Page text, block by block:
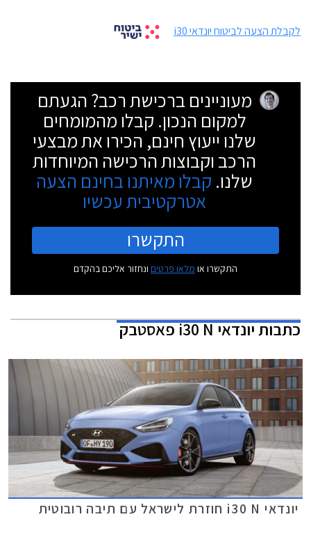
לקבלת הצעה לביטוח יונדאי i30
מעוניינים ברכישת רכב? הגעתם
למקום הנכון. קבלו מהמומחים
שלנו ייעוץ חינם, הכירו את מבצעי
הרכב וקבוצות הרכישה המיוחדות
שלנו. קבלו מאיתנו בחינם הצעה
אטרקטיבית עכשיו
התקשרו
התקשרו או מלאו פרטים ונחזור אליכם בהקדם
כתבותיונדאי i30 N פאסטבק
יונדאי i30 N חוזרת לישראל עם תיבה רובוטית